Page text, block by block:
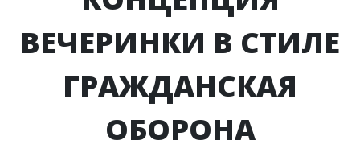
ВЕЧЕРИНКИ В СТИЛЕ
ГРАЖДАНСКАЯ
ОБОРОНА